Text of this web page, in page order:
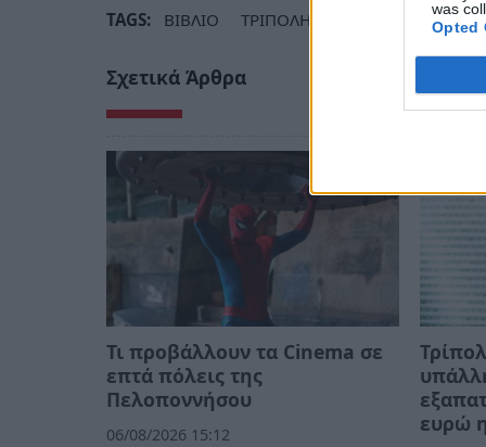
was
Opted
TAGS: ΒΙΒΛΙΟ ΤΡΙΠΟΛΗ ΠΑΡΟΥΣΙΑΣΗ
Σχετικά Άρθρα
Τι προβάλλουν τα Cinema σε
επτά πόλεις της
Πελοποννήσου
06/08/2026 15:12
ευρώ